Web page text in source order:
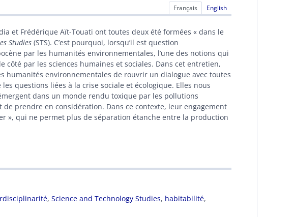
Français English
et Frédérique Aït-Touati ont toutes deux été formées « dans le
Studies (STS). C’est pourquoi, lorsqu’il est question
par les humanités environnementales, l’une des notions qui
par les sciences humaines et sociales. Dans cet entretien,
humanités environnementales de rouvrir un dialogue avec toutes
questions liées à la crise sociale et écologique. Elles nous
dans un monde rendu toxique par les pollutions
prendre en considération. Dans ce contexte, leur engagement
», qui ne permet plus de séparation étanche entre la production
, Science and Technology Studies, habitabilité,